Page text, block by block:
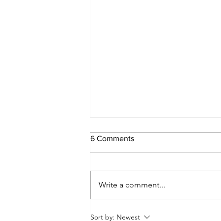
6 Comments
Write a comment...
Sort by: Newest